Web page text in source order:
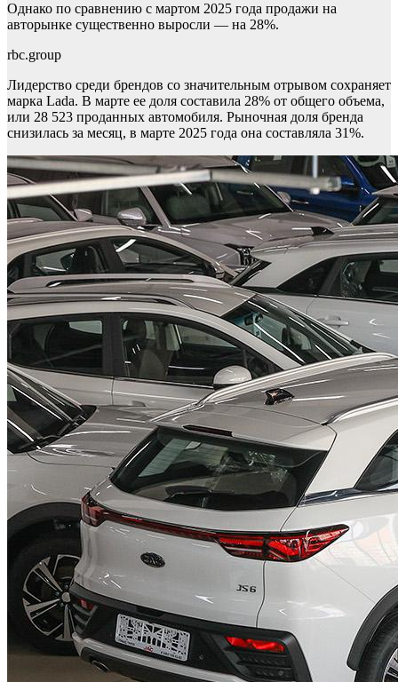
Однако по сравнению с мартом 2025 года продажи на
авторынке существенно выросли — на 28%.
rbc.group
Лидерство среди брендов со значительным отрывом сохраняет
марка Lada. В марте ее доля составила 28% от общего объема,
или 28 523 проданных автомобиля. Рыночная доля бренда
снизилась за месяц, в марте 2025 года она составляла 31%.